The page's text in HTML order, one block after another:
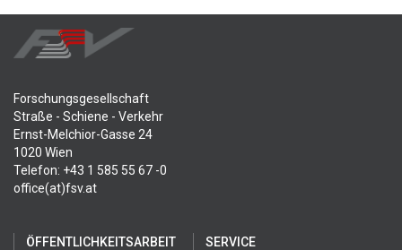
Forschungsgesellschaft
Straße - Schiene - Verkehr
Ernst-Melchior-Gasse 24
1020 Wien
Telefon: +43 1 585 55 67 -0
office(at)fsv.at
ÖFFENTLICHKEITSARBEIT
SERVICE